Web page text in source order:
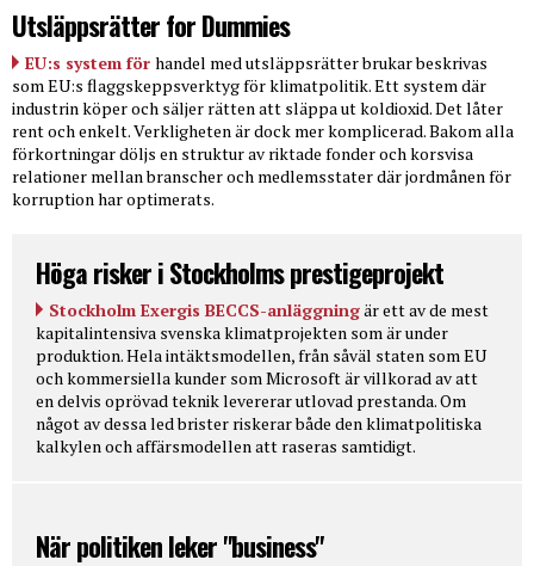
Utsläppsrätter for Dummies
EU:s system för handel med utsläppsrätter brukar beskrivas
som EU:s flaggskeppsverktyg för klimatpolitik. Ett system där
industrin köper och säljer rätten att släppa ut koldioxid. Det låter
rent och enkelt. Verkligheten är dock mer komplicerad. Bakom alla
förkortningar döljs en struktur av riktade fonder och korsvisa
relationer mellan branscher och medlemsstater där jordmånen för
korruption har optimerats.
Höga risker i Stockholms prestigeprojekt
Stockholm Exergis BECCS-anläggningär ett av de mest
kapitalintensiva svenska klimatprojekten som är under
produktion. Hela intäktsmodellen, från såväl staten som EU
och kommersiella kunder som Microsoft är villkorad av att
en delvis oprövad teknik levererar utlovad prestanda. Om
något av dessa led brister riskerar både den klimatpolitiska
kalkylen och affärsmodellen att raseras samtidigt.
När politiken leker "business"